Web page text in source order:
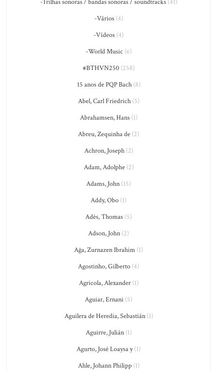
-Trilhas sonoras / bandas sonoras / soundtracks(41)
-Vários(4)
-Vídeos (4)
-World Music (6)
#BTHVN250(258)
15 anos de PQP Bach(8)
Abel, Carl Friedrich(5)
Abrahamsen, Hans(1)
Abreu, Zequinha de (2)
Achron, Joseph(2)
Adam, Adolphe(2)
Adams, John (15)
Addy, Obo (1)
Adès, Thomas (5)
Adson, John (2)
Ağa, Zurnazen Ibrahim (1)
Agostinho, Gilberto (4)
Agricola, Alexander(1)
Aguiar, Ernani (5)
Aguilera de Heredia, Sebastián(1)
Aguirre, Julián(1)
Agurto, José Loaysa y(1)
Ahle, Johann Philipp(1)